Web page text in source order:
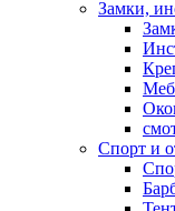
Замки,
Спорт и